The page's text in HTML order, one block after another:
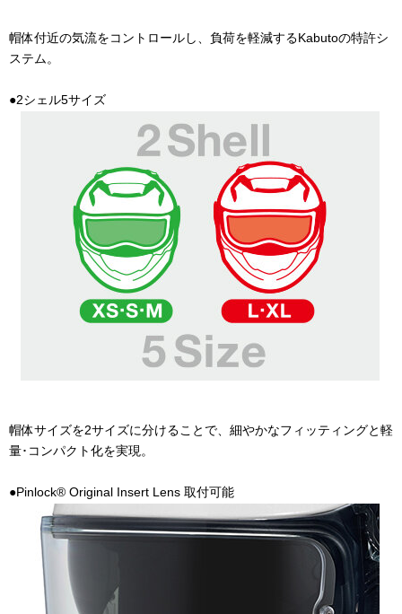
帽体付近の気流をコントロールし、負荷を軽減するKabutoの特許シ
ステム。
●2シェル5サイズ
帽体サイズを2サイズに分けることで、細やかなフィッティングと軽
量･コンパクト化を実現。
●Pinlock® Original Insert Lens 取付可能